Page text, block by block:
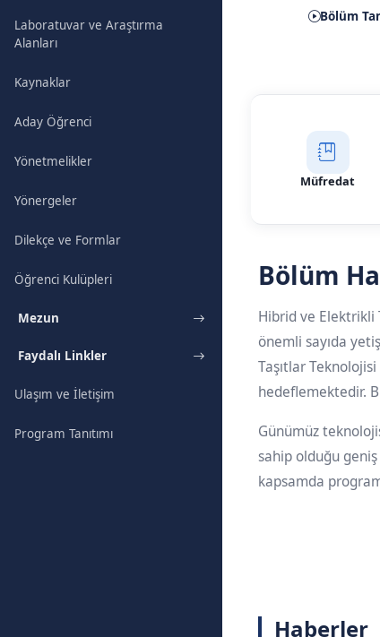
Laboratuvar ve Araştırma
Alanları
Kaynaklar
Aday Öğrenci
Yönetmelikler
Yönergeler
Dilekçe ve Formlar
Öğrenci Kulüpleri
Mezun
Faydalı Linkler
Ulaşım ve İletişim
Program Tanıtımı
Bölüm
Müfredat
Bölüm
Hibrid ve Elektrikli
önemli sayıda
Taşıtlar
hedeflemektedir.
Günümüz
sahip olduğu
kapsamda
Haberler